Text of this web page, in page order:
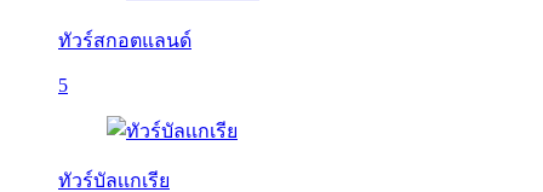
ทัวร์สกอตแลนด์
5
ทัวร์บัลเเกเรีย